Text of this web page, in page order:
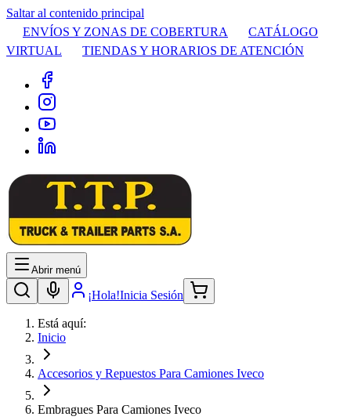
Saltar al contenido principal
ENVÍOS Y ZONAS DE COBERTURA
CATÁLOGO
VIRTUAL
TIENDAS Y HORARIOS DE ATENCIÓN
Abrir menú
¡Hola!Inicia Sesión
Está aquí:
Inicio
Accesorios y Repuestos Para Camiones Iveco
Embragues Para Camiones Iveco